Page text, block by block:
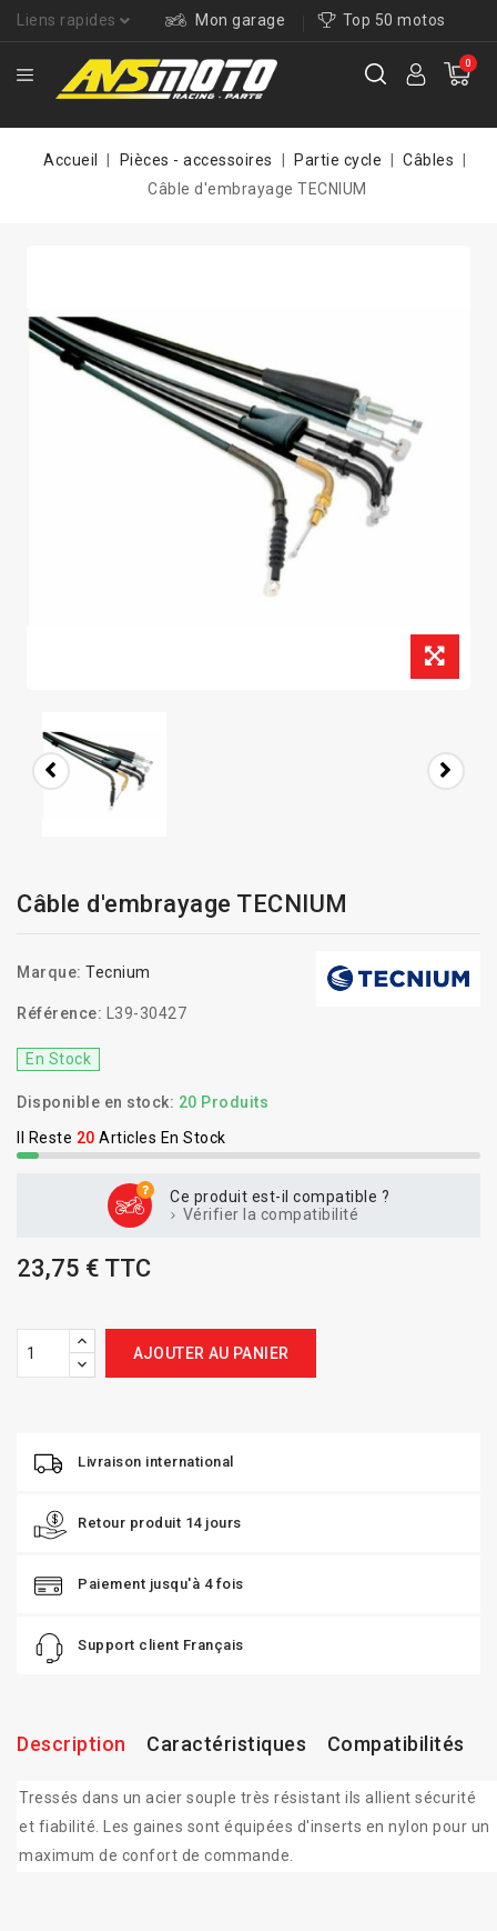
Liens rapides Mon garage Top 50 motos
0
Accueil Pièces - accessoires Partie cycle
Câbles
Câble d'embrayage TECNIUM
Câble d'embrayage TECNIUM
Marque: Tecnium
Référence: L39-30427
En Stock
Disponible en stock: 20 Produits
Il Reste 20 Articles En Stock
Ce produit est-il compatible ?
Vérifier la compatibilité
23,75 € TTC
AJOUTER AU PANIER
Livraison international
Retour produit 14 jours
Paiement jusqu'à 4 fois
Support client Français
Description Caractéristiques Compatibilités
Tressés dans un acier souple très résistant ils allient sécurité
et fiabilité. Les gaines sont équipées d'inserts en nylon pour un
maximum de confort de commande.